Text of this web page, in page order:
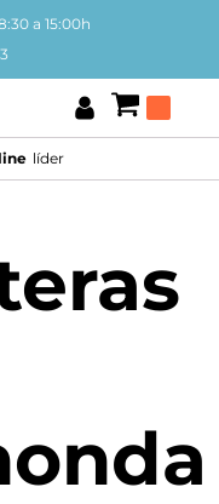
a 15:00h
líder